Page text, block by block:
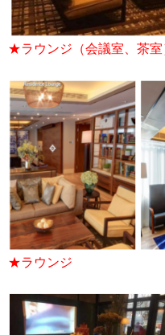
★ラウンジ（会議室、茶室
★ラウンジ